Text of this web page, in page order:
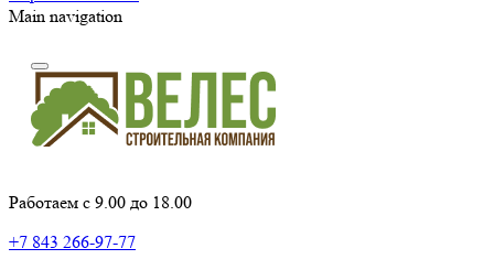
Main navigation
Работаем с 9.00 до 18.00
+7 843 266-97-77